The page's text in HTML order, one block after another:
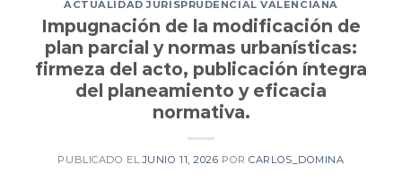
ACTUALIDAD JURISPRUDENCIAL VALENCIANA
Impugnación de la modificación de
plan parcial y normas urbanísticas:
firmeza del acto, publicación íntegra
del planeamiento y eficacia
normativa.
PUBLICADO ELJUNIO 11, 2026 PORCARLOS_DOMINA